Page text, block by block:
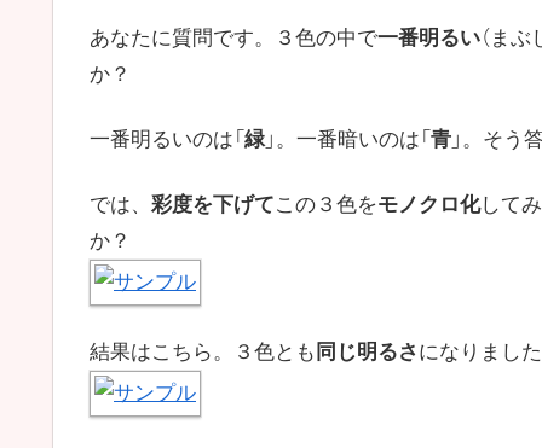
あなたに質問です。３色の中で一番明るい（ま
か？
一番明るいのは「 緑」。一番暗いのは「 青 」。そう
では、 彩度を下げてこの３色をモノクロ化して
か？
結果はこちら。３色とも 同じ明るさ になりまし